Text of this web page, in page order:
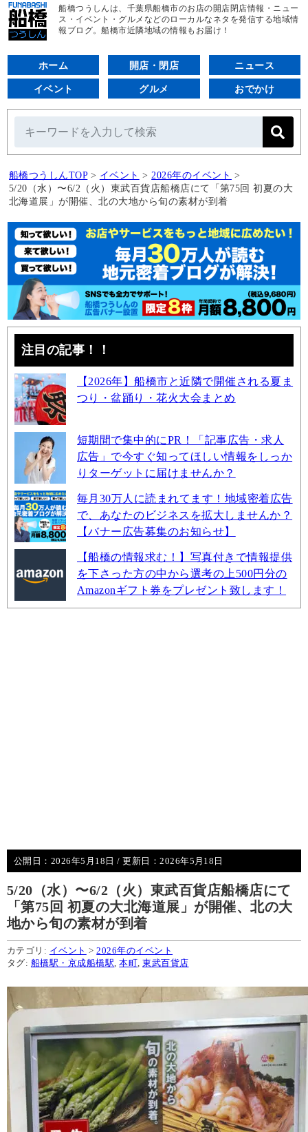
船橋つうしんは、千葉県船橋市のお店の開店閉店情報・ニュー
ス・イベント・グルメなどのローカルなネタを発信する地域情
報ブログ。船橋市近隣地域の情報もお届け！
ホーム 開店・閉店 ニュース
イベント グルメ おでかけ
船橋つうしんTOP > イベント > 2026年のイベント >
5/20（水）〜6/2（火）東武百貨店船橋店にて「第75回 初夏の大
北海道展」が開催、北の大地から旬の素材が到着
注目の記事！！
【2026年】船橋市と近隣で開催される夏ま
つり・盆踊り・花火大会まとめ
短期間で集中的にPR！「記事広告・求人
広告」で今すぐ知ってほしい情報をしっか
りターゲットに届けませんか？
毎月30万人に読まれてます！地域密着広告
で、あなたのビジネスを拡大しませんか？
【バナー広告募集のお知らせ】
【船橋の情報求む！】写真付きで情報提供
を下さった方の中から選考の上500円分の
Amazonギフト券をプレゼント致します！
公開日： 2026年5月18日 / 更新日：2026年5月18日
5/20（水）〜6/2（火）東武百貨店船橋店にて
「第75回 初夏の大北海道展」が開催、北の大
地から旬の素材が到着
カテゴリ: イベント >2026年のイベント
タグ: 船橋駅・京成船橋駅 ,本町 ,東武百貨店